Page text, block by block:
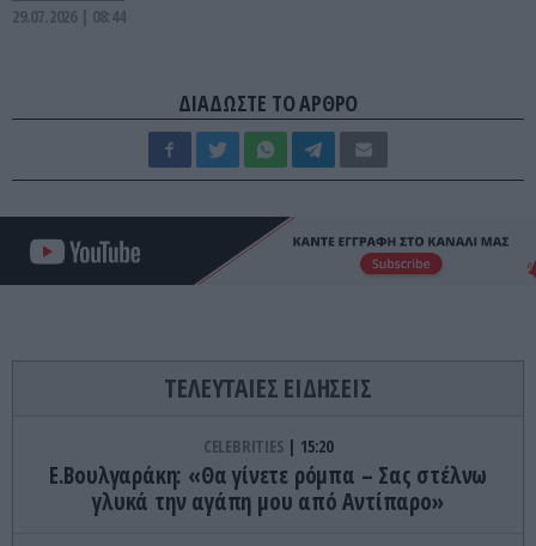
29.07.2026 | 08:44
ΔΙΑΔΩΣΤΕ ΤΟ ΑΡΘΡΟ
ΤΕΛΕΥΤΑΙΕΣ ΕΙΔΗΣΕΙΣ
CELEBRITIES 15:20
Ε.Βουλγαράκη: «Θα γίνετε ρόμπα – Σας στέλνω
γλυκά την αγάπη μου από Αντίπαρο»